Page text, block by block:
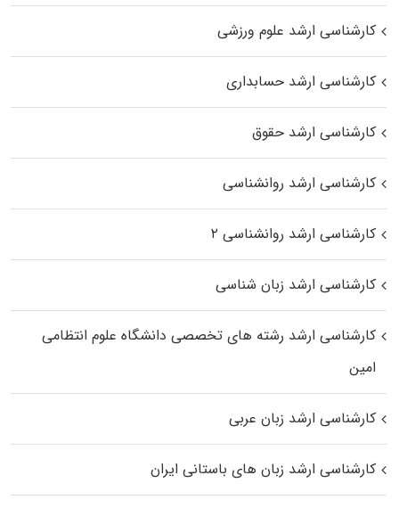
کارشناسی ارشد علوم ورزشی
کارشناسی ارشد حسابداری
کارشناسی ارشد حقوق
کارشناسی ارشد روانشناسی
کارشناسی ارشد روانشناسی ۲
کارشناسی ارشد زبان شناسی
کارشناسی ارشد رﺷﺘﻪ ﻫﺎی تخصصی داﻧﺸﮕﺎه ﻋﻠﻮم انتظامی
اﻣﻴﻦ
کارشناسی ارشد زبان عربی
کارشناسی ارشد زبان‌ های باستانی ایران